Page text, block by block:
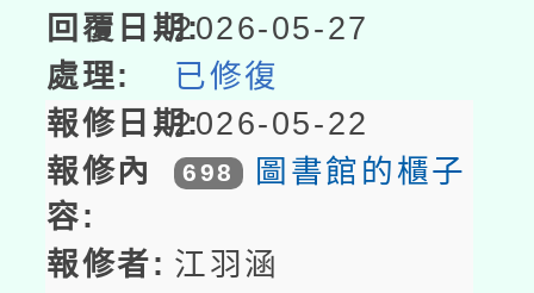
2026-05-27
已修復
2026-05-22
698 圖書館的櫃子
江羽涵